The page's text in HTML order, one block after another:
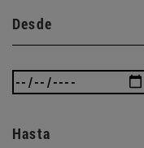
Desde
Hasta